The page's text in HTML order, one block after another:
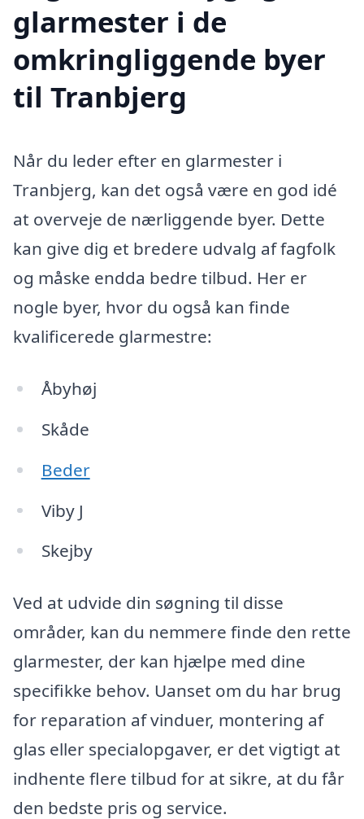
glarmester i de
omkringliggende byer
til Tranbjerg
Når du leder efter en glarmester i
Tranbjerg, kan det også være en god idé
at overveje de nærliggende byer. Dette
kan give dig et bredere udvalg af fagfolk
og måske endda bedre tilbud. Her er
nogle byer, hvor du også kan finde
kvalificerede glarmestre:
Åbyhøj
Skåde
Beder
Viby J
Skejby
Ved at udvide din søgning til disse
områder, kan du nemmere finde den rette
glarmester, der kan hjælpe med dine
specifikke behov. Uanset om du har brug
for reparation af vinduer, montering af
glas eller specialopgaver, er det vigtigt at
indhente flere tilbud for at sikre, at du får
den bedste pris og service.